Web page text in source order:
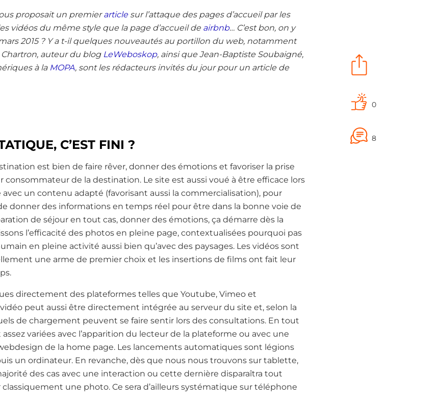
0
8
proposait un premierarticlesur l’attaque des pages d’accueil par les
vidéos du même style que la page d’accueil de airbnb… C’est bon, on y
2015 ? Y a t-il quelques nouveautés au portillon du web, notamment
auteur du blog LeWeboskop, ainsi que Jean-Baptiste Soubaigné,
à la MOPA, sont les rédacteurs invités du jour pour un article de
C’EST FINI ?
est bien de faire rêver, donner des émotions et favoriser la prise
consommateur de la destination. Le site est aussi voué à être efficace lors
un contenu adapté (favorisant aussi la commercialisation), pour
donner des informations en temps réel pour être dans la bonne voie de
de séjour en tout cas, donner des émotions, ça démarre dès la
l’efficacité des photos en pleine page, contextualisées pourquoi pas
en pleine activité aussi bien qu’avec des paysages. Les vidéos sont
une arme de premier choix et les insertions de films ont fait leur
directement des plateformes telles que Youtube, Vimeo et
peut aussi être directement intégrée au serveur du site et, selon la
de chargement peuvent se faire sentir lors des consultations. En tout
variées avec l’apparition du lecteur de la plateforme ou avec une
de la home page. Les lancements automatiques sont légions
un ordinateur. En revanche, dès que nous nous trouvons sur tablette,
des cas avec une interaction ou cette dernière disparaîtra tout
une photo. Ce sera d’ailleurs systématique sur téléphone